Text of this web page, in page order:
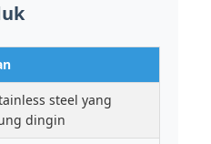
steel yang
dingin